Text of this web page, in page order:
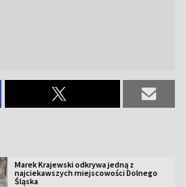
Marek Krajewski odkrywa jedną z
najciekawszych miejscowości Dolnego
Śląska